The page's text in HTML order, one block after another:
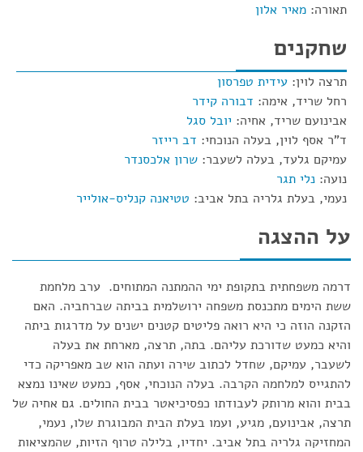
תאורה: מאיר אלון
שחקנים
תרצה לוין: עידית טפרסון
רחל שריד, אימה: דבורה קידר
אבינועם שריד, אחיה: יובל סגל
ד"ר אסף לוין, בעלה הנוכחי: דב רייזר
עמיקם גלעד, בעלה לשעבר: שרון אלכסנדר
נועה: נלי תגר
נעמי, בעלת גלריה בתל אביב: טטיאנה קנליס-אולייר
על ההצגה
דרמה משפחתית בתקופת ימי ההמתנה המתוחים. ערב מלחמת
ששת הימים מתכנסת משפחה ירושלמית בביתה שברחביה. האם
הזקנה הוזה כי היא רואה פליטים קטנים ישנים על מדרגות ביתה
והיא כמעט שדורכת עליהם. בתה, תרצה, מארחת את בעלה
לשעבר, עמיקם, שחדל לכתוב שירה ועתה הוא שב מאפריקה כדי
להתגייס למלחמה הקרבה. בעלה הנוכחי, אסף, כמעט שאינו נמצא
בבית והוא מרותק לעבודתו כפסיכיאטר בבית החולים. גם אחיה של
תרצה, אבינועם, מגיע, ועמו בעלת הבית המבוגרת שלו, נעמי,
המחזיקה גלריה בתל אביב. יחדיו, בלילה טרוף הזיות, שהמציאות